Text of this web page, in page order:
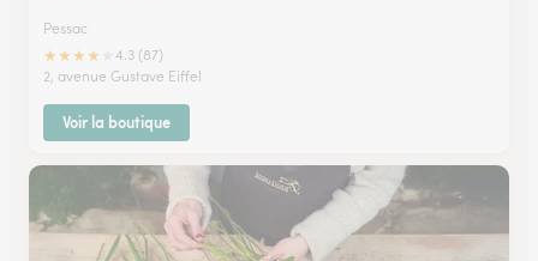
Pessac
★★★★
4.3 (87)
2, avenue Gustave Eiffel
Voir la boutique